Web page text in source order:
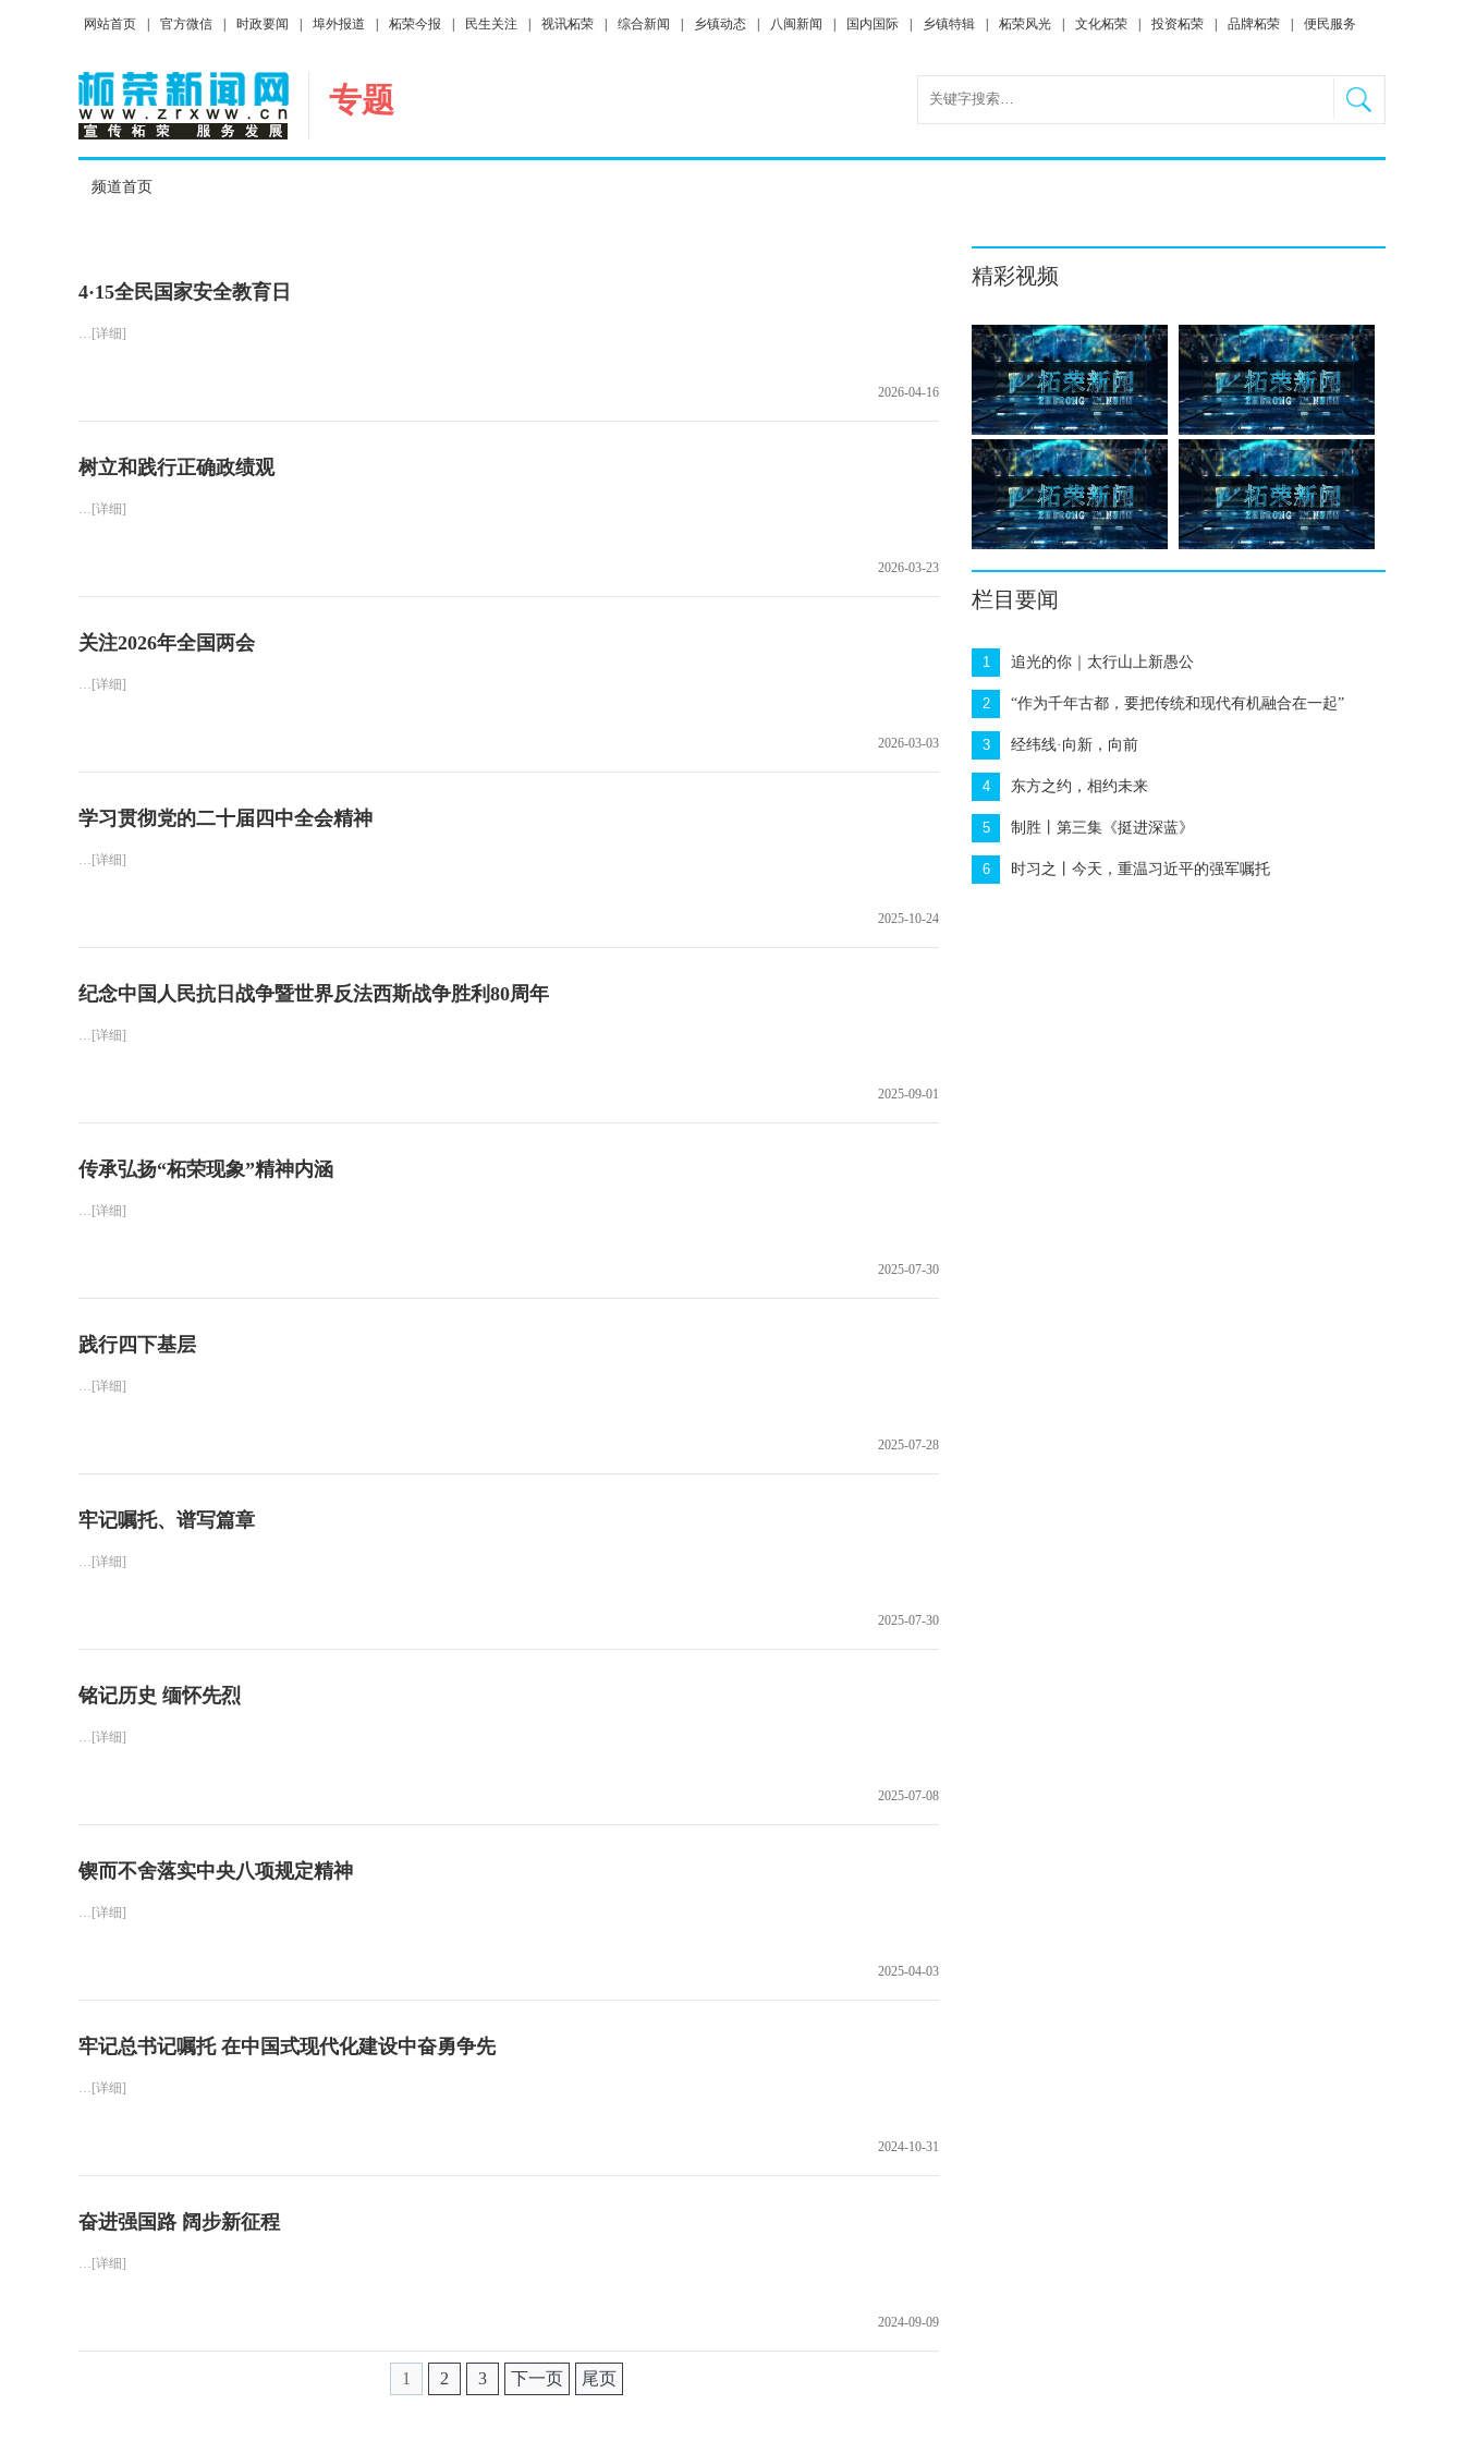
网站首页 官方微信 时政要闻 埠外报道 柘荣今报 民生关注 视讯柘荣 综合新闻 乡镇动态 八闽新闻 国内国际 乡镇特辑 柘荣风光 文化柘荣 投资柘荣 品牌柘荣 便民服务
专题
频道首页
4·15全民国家安全教育日
…[详细]
2026-04-16
树立和践行正确政绩观
…[详细]
2026-03-23
关注2026年全国两会
…[详细]
2026-03-03
学习贯彻党的二十届四中全会精神
…[详细]
2025-10-24
纪念中国人民抗日战争暨世界反法西斯战争胜利80周年
…[详细]
2025-09-01
传承弘扬“柘荣现象”精神内涵
…[详细]
2025-07-30
践行四下基层
…[详细]
2025-07-28
牢记嘱托、谱写篇章
…[详细]
2025-07-30
铭记历史 缅怀先烈
…[详细]
2025-07-08
锲而不舍落实中央八项规定精神
…[详细]
2025-04-03
牢记总书记嘱托 在中国式现代化建设中奋勇争先
…[详细]
2024-10-31
奋进强国路 阔步新征程
…[详细]
2024-09-09
1 2 3 下一页 尾页
精彩视频
栏目要闻
1 追光的你｜太行山上新愚公
2 “作为千年古都，要把传统和现代有机融合在一起”
3 经纬线·向新，向前
4 东方之约，相约未来
5 制胜丨第三集《挺进深蓝》
6 时习之丨今天，重温习近平的强军嘱托